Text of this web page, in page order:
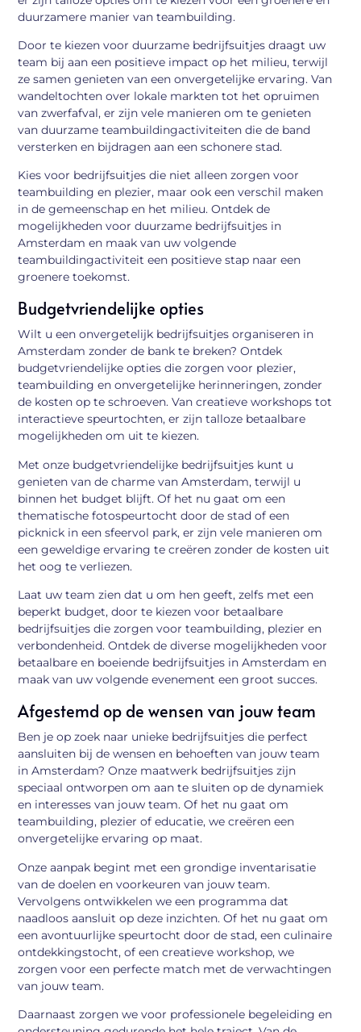
duurzamere manier van teambuilding.
Door te kiezen voor duurzame bedrijfsuitjes draagt uw
team bij aan een positieve impact op het milieu, terwijl
ze samen genieten van een onvergetelijke ervaring. Van
wandeltochten over lokale markten tot het opruimen
van zwerfafval, er zijn vele manieren om te genieten
van duurzame teambuildingactiviteiten die de band
versterken en bijdragen aan een schonere stad.
Kies voor bedrijfsuitjes die niet alleen zorgen voor
teambuilding en plezier, maar ook een verschil maken
in de gemeenschap en het milieu. Ontdek de
mogelijkheden voor duurzame bedrijfsuitjes in
Amsterdam en maak van uw volgende
teambuildingactiviteit een positieve stap naar een
groenere toekomst.
Budgetvriendelijke opties
Wilt u een onvergetelijk bedrijfsuitjes organiseren in
Amsterdam zonder de bank te breken? Ontdek
budgetvriendelijke opties die zorgen voor plezier,
teambuilding en onvergetelijke herinneringen, zonder
de kosten op te schroeven. Van creatieve workshops tot
interactieve speurtochten, er zijn talloze betaalbare
mogelijkheden om uit te kiezen.
Met onze budgetvriendelijke bedrijfsuitjes kunt u
genieten van de charme van Amsterdam, terwijl u
binnen het budget blijft. Of het nu gaat om een
thematische fotospeurtocht door de stad of een
picknick in een sfeervol park, er zijn vele manieren om
een geweldige ervaring te creëren zonder de kosten uit
het oog te verliezen.
Laat uw team zien dat u om hen geeft, zelfs met een
beperkt budget, door te kiezen voor betaalbare
bedrijfsuitjes die zorgen voor teambuilding, plezier en
verbondenheid. Ontdek de diverse mogelijkheden voor
betaalbare en boeiende bedrijfsuitjes in Amsterdam en
maak van uw volgende evenement een groot succes.
Afgestemd op de wensen van jouw team
Ben je op zoek naar unieke bedrijfsuitjes die perfect
aansluiten bij de wensen en behoeften van jouw team
in Amsterdam? Onze maatwerk bedrijfsuitjes zijn
speciaal ontworpen om aan te sluiten op de dynamiek
en interesses van jouw team. Of het nu gaat om
teambuilding, plezier of educatie, we creëren een
onvergetelijke ervaring op maat.
Onze aanpak begint met een grondige inventarisatie
van de doelen en voorkeuren van jouw team.
Vervolgens ontwikkelen we een programma dat
naadloos aansluit op deze inzichten. Of het nu gaat om
een avontuurlijke speurtocht door de stad, een culinaire
ontdekkingstocht, of een creatieve workshop, we
zorgen voor een perfecte match met de verwachtingen
van jouw team.
Daarnaast zorgen we voor professionele begeleiding en